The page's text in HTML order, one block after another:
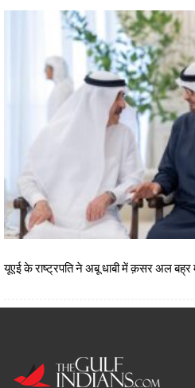
यूएई के राष्ट्रपति ने अबू धाबी में क़सर अल